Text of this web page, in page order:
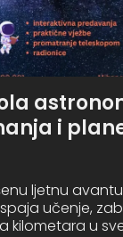
i
ljetnu
učenje,
kilometara u